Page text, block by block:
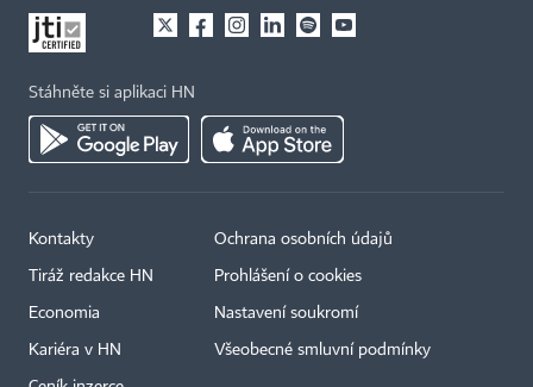
Stáhněte si aplikaci HN
Kontakty
Tiráž redakce HN
Economia
Kariéra v HN
Ochrana osobních údajů
Prohlášení o cookies
Nastavení soukromí
Všeobecné smluvní podmínky